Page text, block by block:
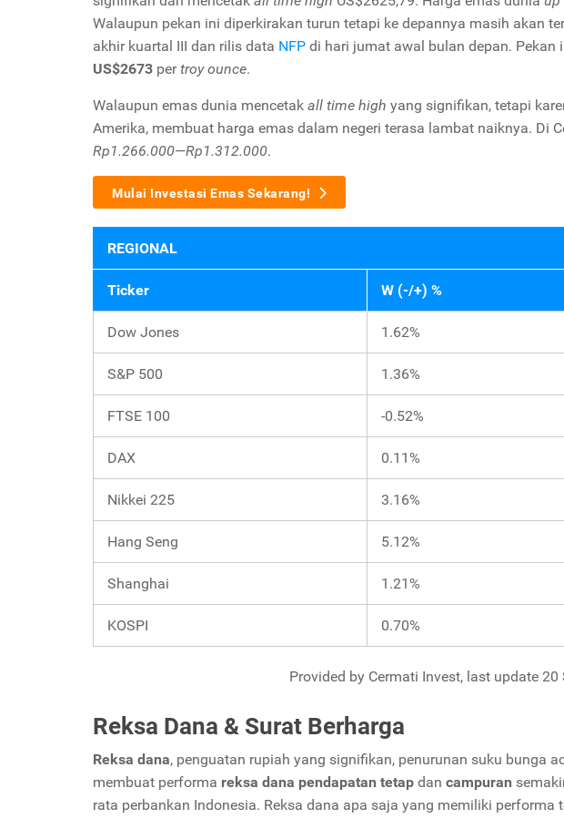
Walaupun pekan ini diperkirakan turun tetapi ke depannya masih akan
akhir kuartal III dan rilis data NFP di hari jumat awal bulan depan. Pekan
US$2673 pertroy ounce.
Walaupun emas dunia mencetak all time high yang signifikan, tetapi
Amerika, membuat harga emas dalam negeri terasa lambat naiknya. Di
Rp1.266.000—Rp1.312.000.
Mulai Investasi Emas Sekarang!
REGIONAL
Ticker W (-/+) %
Dow Jones 1.62%
S&P 500 1.36%
FTSE 100 -0.52%
DAX 0.11%
Nikkei 225 3.16%
Hang Seng 5.12%
Shanghai 1.21%
KOSPI 0.70%
Provided by Cermati Invest, last update 20
Reksa Dana & Surat Berharga
Reksa dana, penguatan rupiah yang signifikan, penurunan suku bunga
membuat performa reksa dana pendapatan tetap dan campuran
rata perbankan Indonesia. Reksa dana apa saja yang memiliki